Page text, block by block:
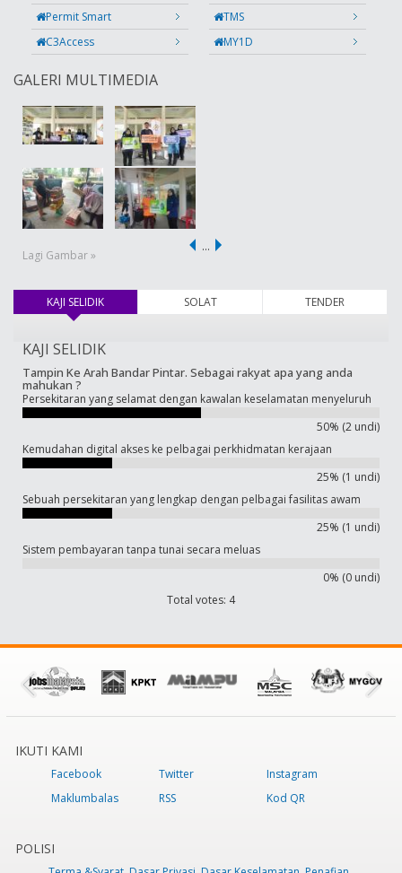
Permit Smart
TMS
C3Access
MY1D
GALERI MULTIMEDIA
Lagi Gambar »
…
KAJI SELIDIK(tab aktif) SOLAT TENDER
KAJI SELIDIK
Tampin Ke Arah Bandar Pintar. Sebagai rakyat apa yang anda
mahukan ?
Persekitaran yang selamat dengan kawalan keselamatan menyeluruh
50% (2 undi)
Kemudahan digital akses ke pelbagai perkhidmatan kerajaan
25% (1 undi)
Sebuah persekitaran yang lengkap dengan pelbagai fasilitas awam
25% (1 undi)
Sistem pembayaran tanpa tunai secara meluas
0% (0 undi)
Total votes: 4
IKUTI KAMI
Facebook Twitter
Instagram
Maklumbalas
RSS Kod QR
POLISI